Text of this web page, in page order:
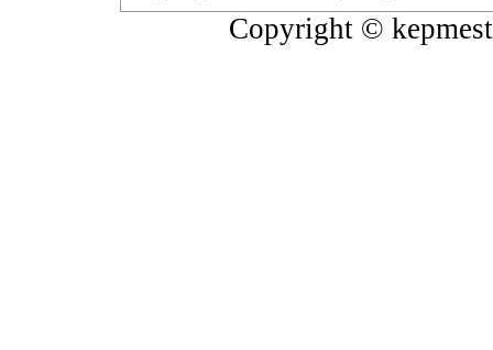
Copyright ©